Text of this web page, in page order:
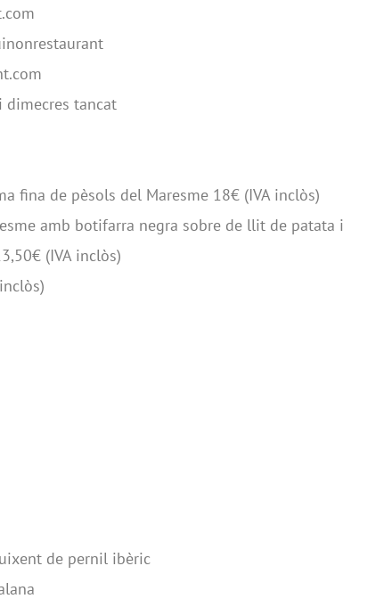
tancat
fina de pèsols del Maresme 18€ (IVA inclòs)
amb botifarra negra sobre de llit de patata i
(IVA inclòs)
de pernil ibèric